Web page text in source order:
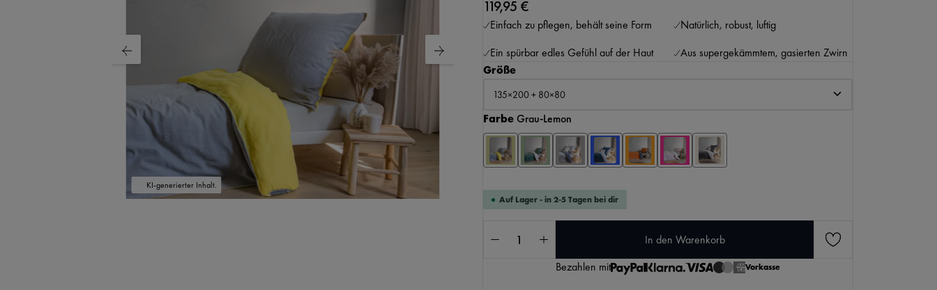
KI-generierter Inhalt.
119,95 €
Einfach zu pflegen, behält seine Form
Natürlich, robust, luftig
Ein spürbar edles Gefühl auf der Haut
Aus supergekämmtem, gasierten Zwirn
Größeauswählen
Farbeauswählen
Grau-Lemon
Auf Lager - in 2-5 Tagen bei dir
Produkt Anzahl: Gib den gewünschten Wert ein oder benutze die
In den Warenkorb
Bezahlen mit
Vorkasse